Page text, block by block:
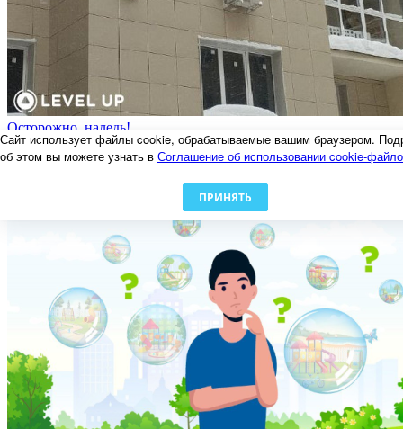
Осторожно, наледь!
06.02.2024
Сайт использует файлы cookie, обрабатываемые вашим браузером.
об этом вы можете узнать в Соглашение об использовании cookie-
ПРИНЯТЬ